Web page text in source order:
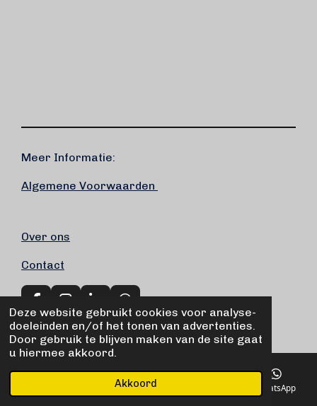
Deze website gebruikt cookies voor analyse-
doeleinden en/of het tonen van advertenties.
Door gebruik te blijven maken van de site gaat
u hiermee akkoord.
Akkoord
Meer Informatie:
Algemene Voorwaarden
Over ons
Contact
a
c
e
b
o
k
n
s
t
a
g
a
i
n
k
e
d
n
W
h
a
t
A
p
p
© 2020 - 2026 Marek Fiets-service
Telefoonnummer WhatsApp